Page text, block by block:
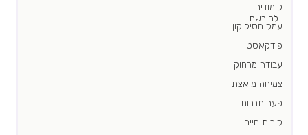
לימודים
עמק הסיליקון
פודקאסט
עבודה מרחוק
צמיחה מואצת
פער תרבות
קורות חיים
להירשם